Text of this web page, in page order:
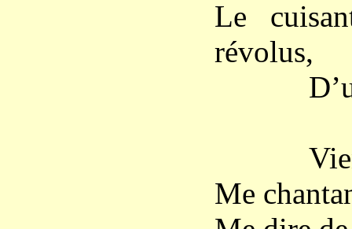
Le
révolus,
D’une
Viens-
Me